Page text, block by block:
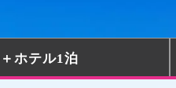
＋ホテル1泊